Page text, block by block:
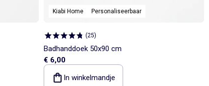
Kiabi Home Personaliseerbaar
(25)
Badhanddoek 50x90 cm
€ 6,00
In winkelmandje